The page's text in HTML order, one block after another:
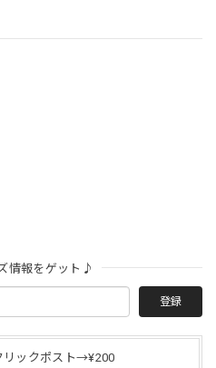
情報をゲット♪
登録
ックポスト→¥200